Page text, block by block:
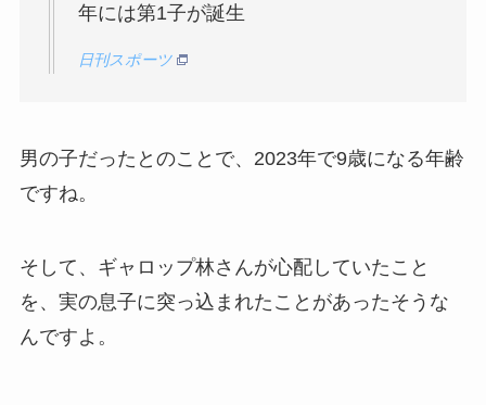
年には第1子が誕生
日刊スポーツ
男の子だったとのことで、2023年で9歳になる年齢
ですね。
そして、ギャロップ林さんが心配していたこと
を、実の息子に突っ込まれたことがあったそうな
んですよ。